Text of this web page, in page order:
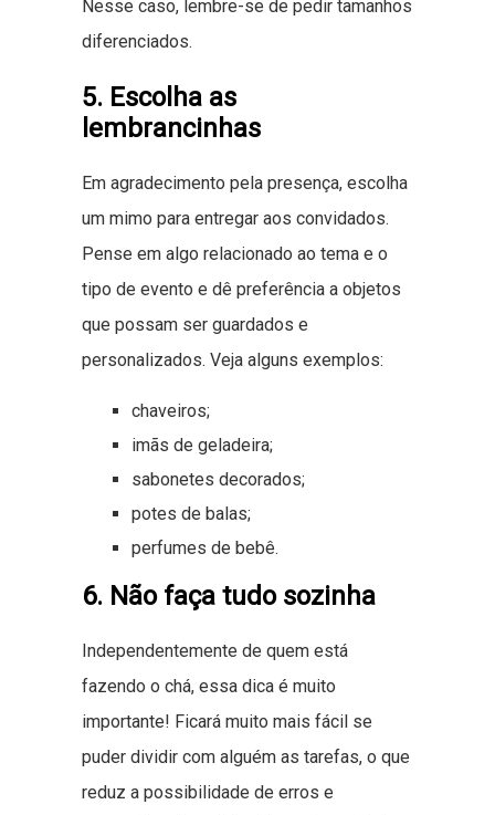
Nesse caso, lembre-se de pedir tamanhos
diferenciados.
5. Escolha as
lembrancinhas
Em agradecimento pela presença, escolha
um mimo para entregar aos convidados.
Pense em algo relacionado ao tema e o
tipo de evento e dê preferência a objetos
que possam ser guardados e
personalizados. Veja alguns exemplos:
chaveiros;
imãs de geladeira;
sabonetes decorados;
potes de balas;
perfumes de bebê.
6. Não faça tudo sozinha
Independentemente de quem está
fazendo o chá, essa dica é muito
importante! Ficará muito mais fácil se
puder dividir com alguém as tarefas, o que
reduz a possibilidade de erros e